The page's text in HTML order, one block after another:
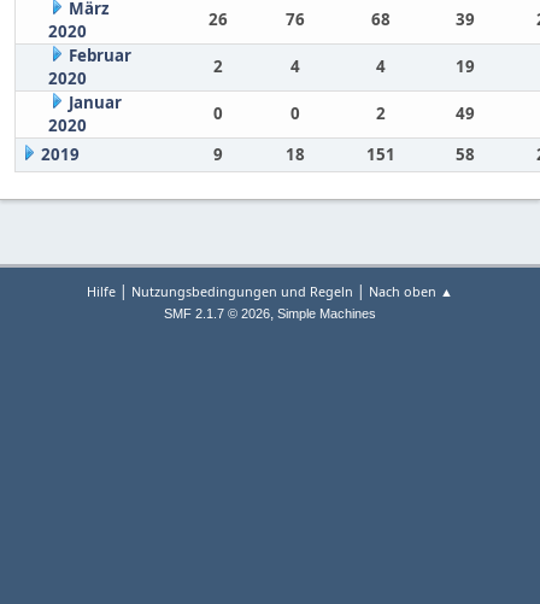
März
2020
26 76 68 39
Februar
2020
2 4 4
19
Januar
2020
0 0 2
49
2019
9 18 151 58
Hilfe | Nutzungsbedingungen und Regeln | Nach oben ▲
SMF 2.1.7 © 2026, Simple Machines